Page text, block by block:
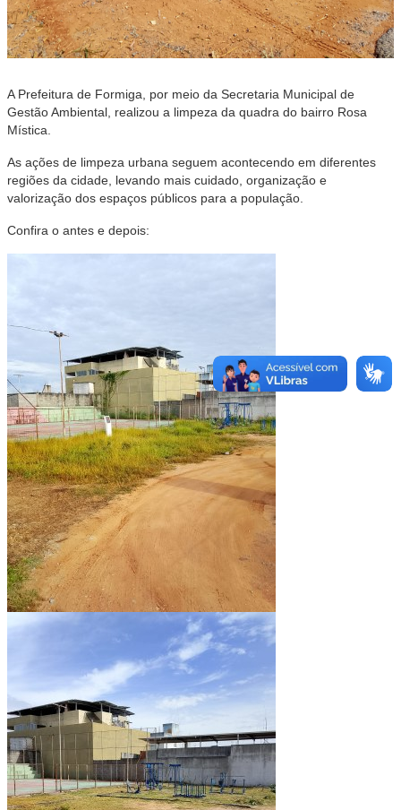
A Prefeitura de Formiga, por meio da Secretaria Municipal de
Gestão Ambiental, realizou a limpeza da quadra do bairro Rosa
Mística.
As ações de limpeza urbana seguem acontecendo em diferentes
regiões da cidade, levando mais cuidado, organização e
valorização dos espaços públicos para a população.
Confira o antes e depois: